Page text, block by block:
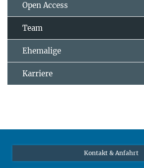
Open Access
Team
Ehemalige
Karriere
Kontakt & Anfahrt